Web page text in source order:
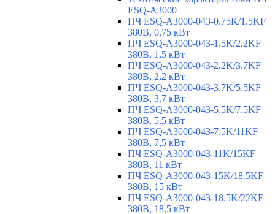
ESQ-A3000
ПЧ ESQ-A3000-043-0.75K/1.5KF
380В, 0,75 кВт
ПЧ ESQ-A3000-043-1.5K/2.2KF
380В, 1,5 кВт
ПЧ ESQ-A3000-043-2.2K/3.7KF
380В, 2,2 кВт
ПЧ ESQ-A3000-043-3.7K/5.5KF
380В, 3,7 кВт
ПЧ ESQ-A3000-043-5.5K/7.5KF
380В, 5,5 кВт
ПЧ ESQ-A3000-043-7.5K/11KF
380В, 7,5 кВт
ПЧ ESQ-A3000-043-11K/15KF
380В, 11 кВт
ПЧ ESQ-A3000-043-15K/18.5KF
380В, 15 кВт
ПЧ ESQ-A3000-043-18.5K/22KF
380В, 18,5 кВт